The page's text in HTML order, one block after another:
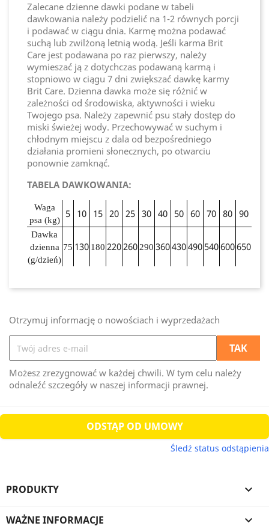
Zalecane dzienne dawki podane w tabeli
dawkowania należy podzielić na 1-2 równych porcji
i podawać w ciągu dnia. Karmę można podawać
suchą lub zwilżoną letnią wodą. Jeśli karma Brit
Care jest podawana po raz pierwszy, należy
wymieszać ją z dotychczas podawaną karmą i
stopniowo w ciągu 7 dni zwiększać dawkę karmy
Brit Care. Dzienna dawka może się różnić w
zależności od środowiska, aktywności i wieku
Twojego psa. Należy zapewnić psu stały dostęp do
miski świeżej wody. Przechowywać w suchym i
chłodnym miejscu z dala od bezpośredniego
działania promieni słonecznych, po otwarciu
ponownie zamknąć.
TABELA DAWKOWANIA:
Waga
psa (kg)
5 10 15 20 25 30 40 50 60 70 80 90
Dawka
dzienna
(g/dzień)
75 130 180 220260 290 360430490 540600650
Otrzymuj informację o nowościach i wyprzedażach
Możesz zrezygnować w każdej chwili. W tym celu należy
odnaleźć szczegóły w naszej informacji prawnej.
ODSTĄP OD UMOWY
Śledź status odstąpienia
PRODUKTY 
WAŻNE INFORMACJE 